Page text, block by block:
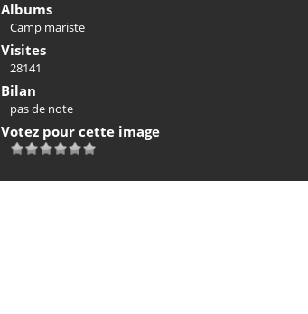
Albums
Camp mariste
Visites
28141
Bilan
pas de note
Votez pour cette image